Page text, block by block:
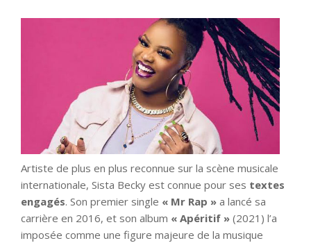
Artiste de plus en plus reconnue sur la scène musicale
internationale, Sista Becky est connue pour ses textes
engagés. Son premier single « Mr Rap » a lancé sa
carrière en 2016, et son album « Apéritif » (2021) l’a
imposée comme une figure majeure de la musique